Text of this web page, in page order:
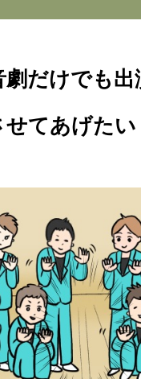
劇だけでも
せてあげたい